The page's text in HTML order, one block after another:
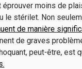
moins de
le stérilet. Non
de manière
de graves
peut-être, est